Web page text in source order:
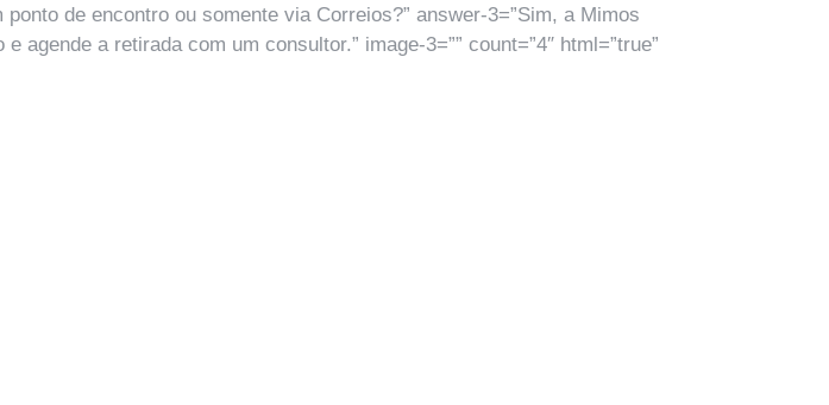
de encontro ou somente via Correios?” answer-3=”Sim, a Mimos
a retirada com um consultor.” image-3=”” count=”4″ html=”true”